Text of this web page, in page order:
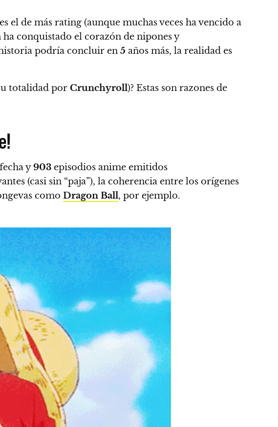
el de más rating (aunque muchas veces ha vencido a
ha conquistado el corazón de nipones y
podría concluir en 5 años más, la realidad es
totalidad por Crunchyroll)? Estas son razones de
y903 episodios anime emitidos
(casi sin “paja”), la coherencia entre los orígenes
como Dragon Ball, por ejemplo.